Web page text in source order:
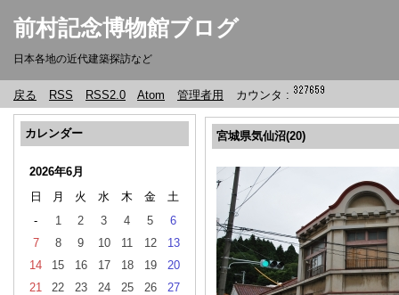
前村記念博物館ブログ
日本各地の近代建築探訪など
戻る RSS RSS2.0 Atom 管理者用 カウンタ :
カレンダー
2026年6月
日
月 火 水 木 金
土
-
1 2 3 4 5
6
7
8 9 10 11 12
13
14
15 16 17 18 19
20
21
22 23 24 25 26
27
宮城県気仙沼(20)